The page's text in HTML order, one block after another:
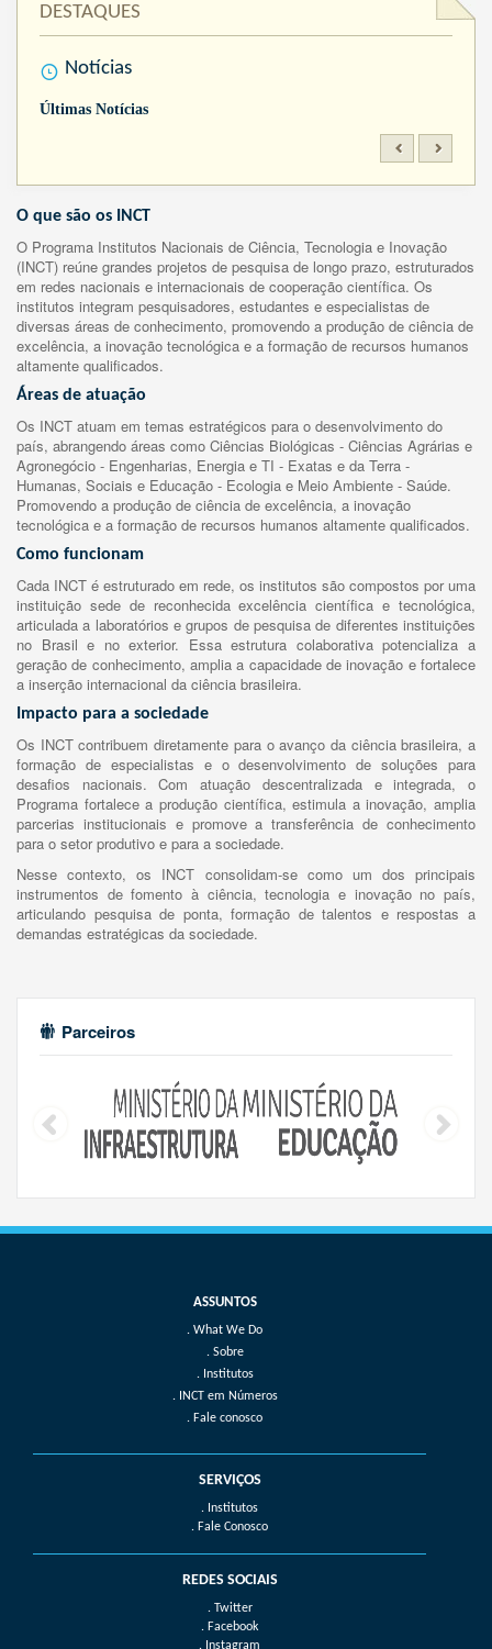
DESTAQUES
Notícias
Últimas Notícias
O que são os INCT
O Programa Institutos Nacionais de Ciência, Tecnologia e Inovação
(INCT) reúne grandes projetos de pesquisa de longo prazo, estruturados
em redes nacionais e internacionais de cooperação científica. Os
institutos integram pesquisadores, estudantes e especialistas de
diversas áreas de conhecimento, promovendo a produção de ciência de
excelência, a inovação tecnológica e a formação de recursos humanos
altamente qualificados.
Áreas de atuação
Os INCT atuam em temas estratégicos para o desenvolvimento do
país, abrangendo áreas como Ciências Biológicas - Ciências Agrárias e
Agronegócio - Engenharias, Energia e TI - Exatas e da Terra -
Humanas, Sociais e Educação - Ecologia e Meio Ambiente - Saúde.
Promovendo a produção de ciência de excelência, a inovação
tecnológica e a formação de recursos humanos altamente qualificados.
Como funcionam
Cada INCT é estruturado em rede, os institutos são compostos por uma
instituição sede de reconhecida excelência científica e tecnológica,
articulada a laboratórios e grupos de pesquisa de diferentes instituições
no Brasil e no exterior. Essa estrutura colaborativa potencializa a
geração de conhecimento, amplia a capacidade de inovação e fortalece
a inserção internacional da ciência brasileira.
Impacto para a sociedade
Os INCT contribuem diretamente para o avanço da ciência brasileira, a
formação de especialistas e o desenvolvimento de soluções para
desafios nacionais. Com atuação descentralizada e integrada, o
Programa fortalece a produção científica, estimula a inovação, amplia
parcerias institucionais e promove a transferência de conhecimento
para o setor produtivo e para a sociedade.
Nesse contexto, os INCT consolidam-se como um dos principais
instrumentos de fomento à ciência, tecnologia e inovação no país,
articulando pesquisa de ponta, formação de talentos e respostas a
demandas estratégicas da sociedade.
Parceiros
What We Do
Sobre
Institutos
INCT em Números
Fale conosco
SERVIÇOS
. Institutos
. Fale Conosco
REDES SOCIAIS
. Twitter
. Facebook
. Instagram